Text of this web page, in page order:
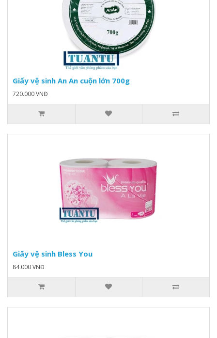
Giấy vệ sinh An An cuộn lớn 700g
720.000 VNĐ
Giấy vệ sinh Bless You
84.000 VNĐ